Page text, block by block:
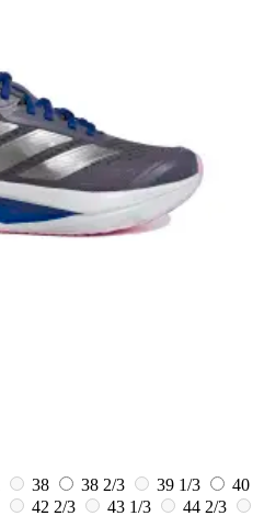
38 38 2/3 39 1/3
40
42 2/3 43 1/3
44 2/3